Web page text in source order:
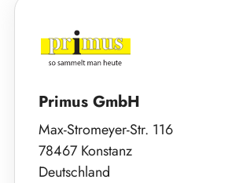
Primus GmbH
Max-Stromeyer-Str. 116
78467 Konstanz
Deutschland